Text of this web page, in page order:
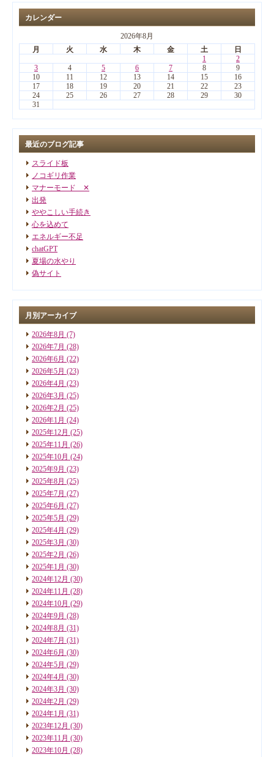
カレンダー
2026年8月
月
火 水 木 金 土
日
1
2
3
4 5 6 7 8
9
10
11 12 13 14 15
16
17
18 19 20 21 22
23
24
25 26 27 28 29
30
31
最近のブログ記事
スライド板
ノコギリ作業
マナーモード ✕
出発
ややこしい手続き
心を込めて
エネルギー不足
chatGPT
夏場の水やり
偽サイト
月別アーカイブ
2026年8月 (7)
2026年7月 (28)
2026年6月 (22)
2026年5月 (23)
2026年4月 (23)
2026年3月 (25)
2026年2月 (25)
2026年1月 (24)
2025年12月 (25)
2025年11月 (26)
2025年10月 (24)
2025年9月 (23)
2025年8月 (25)
2025年7月 (27)
2025年6月 (27)
2025年5月 (29)
2025年4月 (29)
2025年3月 (30)
2025年2月 (26)
2025年1月 (30)
2024年12月 (30)
2024年11月 (28)
2024年10月 (29)
2024年9月 (28)
2024年8月 (31)
2024年7月 (31)
2024年6月 (30)
2024年5月 (29)
2024年4月 (30)
2024年3月 (30)
2024年2月 (29)
2024年1月 (31)
2023年12月 (30)
2023年11月 (30)
2023年10月 (28)